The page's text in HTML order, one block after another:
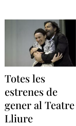
Totes les
estrenes de
gener al Teatre
Lliure